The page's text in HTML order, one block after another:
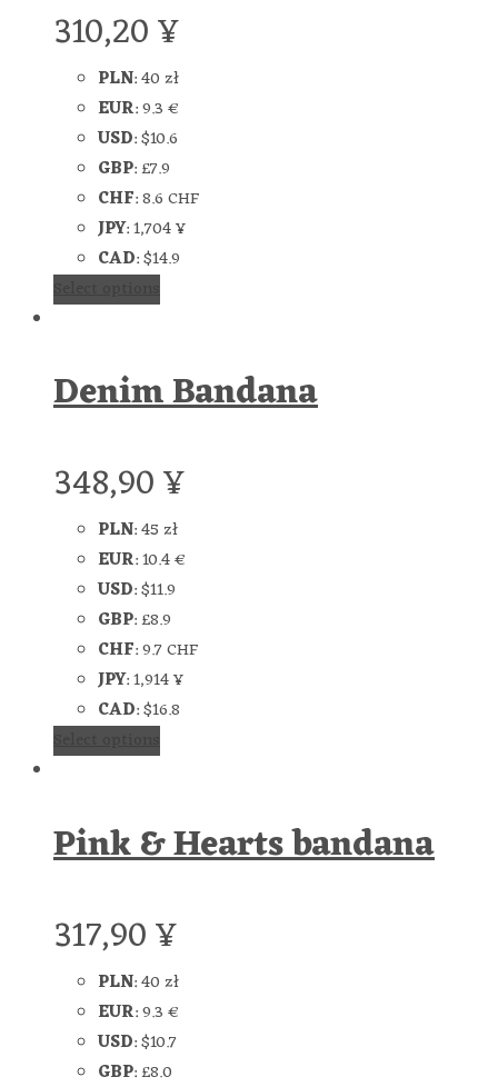
310,20¥
PLN:40 zł
EUR:9.3 €
USD:$10.6
GBP:£7.9
CHF:8.6 CHF
JPY:1,704 ¥
CAD:$14.9
Denim Bandana
348,90¥
PLN:45 zł
EUR:10.4 €
USD:$11.9
GBP:£8.9
CHF:9.7 CHF
JPY:1,914 ¥
CAD:$16.8
Pink & Hearts bandana
317,90¥
PLN:40 zł
EUR:9.3 €
USD:$10.7
GBP:£8.0